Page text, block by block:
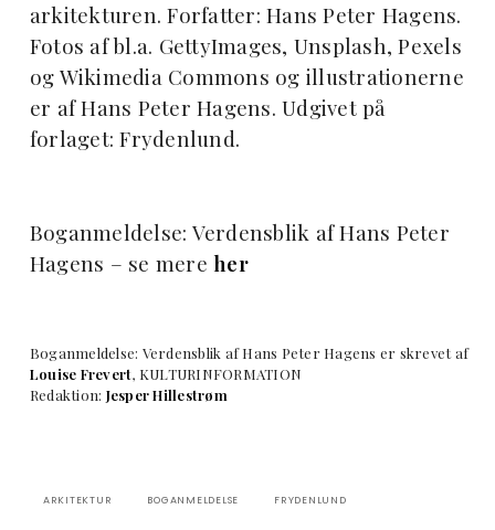
arkitekturen. Forfatter: Hans Peter Hagens.
Fotos af bl.a. GettyImages, Unsplash, Pexels
og Wikimedia Commons og illustrationerne
er af Hans Peter Hagens. Udgivet på
forlaget: Frydenlund.
Boganmeldelse: Verdensblik af Hans Peter
Hagens – se mereher
Boganmeldelse: Verdensblik af Hans Peter Hagens er skrevet af
Louise Frevert, KULTURINFORMATION
Redaktion: Jesper Hillestrøm
ARKITEKTUR BOGANMELDELSE FRYDENLUND